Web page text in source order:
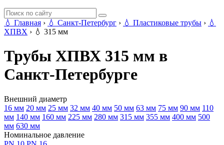
💧 Главная › 💧 Санкт-Петербург › 💧 Пластиковые трубы › 💧
ХПВХ › 💧 315 мм
Трубы ХПВХ 315 мм в
Санкт-Петербурге
Внешний диаметр
16 мм 20 мм 25 мм 32 мм 40 мм 50 мм 63 мм 75 мм 90 мм 110
мм 140 мм 160 мм 225 мм 280 мм 315 мм 355 мм 400 мм 500
мм 630 мм
Номинальное давление